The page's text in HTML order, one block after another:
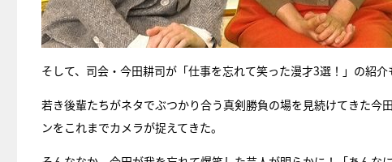
そして、司会・今田耕司が「仕事を忘れて笑った漫才3選！」の紹介
若き後輩たちがネタでぶつかり合う真剣勝負の場を見続けてきた
ンをこれまでカメラが捉えてきた。